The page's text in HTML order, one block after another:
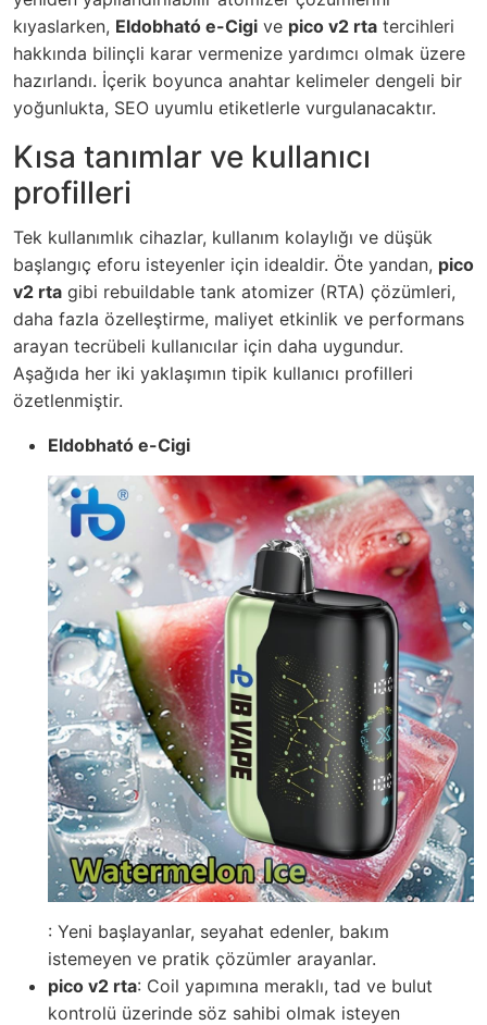
kıyaslarken, Eldobható e-Cigi ve pico v2 rta tercihleri
hakkında bilinçli karar vermenize yardımcı olmak üzere
hazırlandı. İçerik boyunca anahtar kelimeler dengeli bir
yoğunlukta, SEO uyumlu etiketlerle vurgulanacaktır.
Kısa tanımlar ve kullanıcı
profilleri
Tek kullanımlık cihazlar, kullanım kolaylığı ve düşük
başlangıç eforu isteyenler için idealdir. Öte yandan, pico
v2 rta gibi rebuildable tank atomizer (RTA) çözümleri,
daha fazla özelleştirme, maliyet etkinlik ve performans
arayan tecrübeli kullanıcılar için daha uygundur.
Aşağıda her iki yaklaşımın tipik kullanıcı profilleri
özetlenmiştir.
Eldobható e-Cigi
: Yeni başlayanlar, seyahat edenler, bakım
istemeyen ve pratik çözümler arayanlar.
pico v2 rta: Coil yapımına meraklı, tad ve bulut
kontrolü üzerinde söz sahibi olmak isteyen